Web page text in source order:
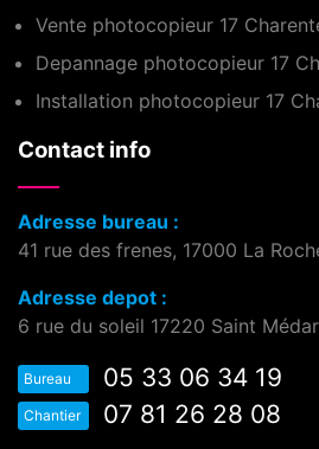
Vente photocopieur 17
Depannage photocopieur 17
Installation photocopieur 17
Contact info
Adresse bureau :
41 rue des frenes, 17000 La
Adresse depot :
6 rue du soleil 17220 Saint
Bureau 05 33 06 34 19
Chantier 07 81 26 28 08